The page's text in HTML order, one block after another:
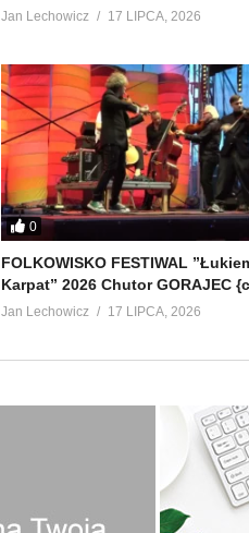
Jan Lechowicz 17 LIPCA, 2026
0
FOLKOWISKO FESTIWAL
Karpat” 2026 Chutor GORAJEC
Jan Lechowicz 17 LIPCA, 2026